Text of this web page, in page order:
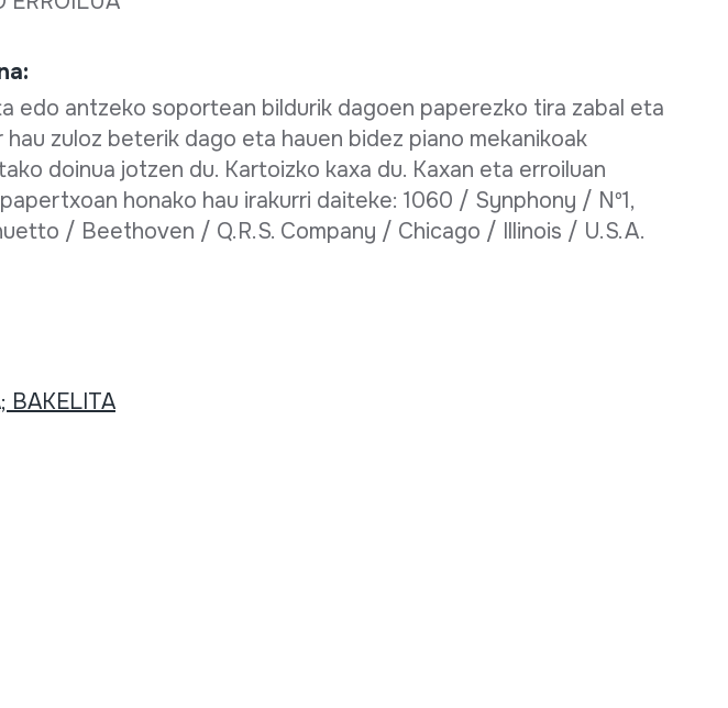
edo antzeko soportean bildurik dagoen paperezko tira zabal eta
hau zuloz beterik dago eta hauen bidez piano mekanikoak
doinua jotzen du. Kartoizko kaxa du. Kaxan eta erroiluan
honako hau irakurri daiteke: 1060 / Synphony / Nº1,
/ Beethoven / Q.R.S. Company / Chicago / Illinois / U.S.A.
BAKELITA